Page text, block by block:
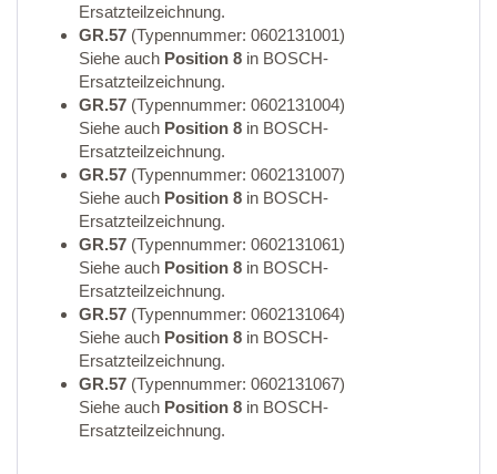
Ersatzteilzeichnung.
GR.57 (Typennummer: 0602131001)
Siehe auch Position 8 in BOSCH-
Ersatzteilzeichnung.
GR.57 (Typennummer: 0602131004)
Siehe auch Position 8 in BOSCH-
Ersatzteilzeichnung.
GR.57 (Typennummer: 0602131007)
Siehe auch Position 8 in BOSCH-
Ersatzteilzeichnung.
GR.57 (Typennummer: 0602131061)
Siehe auch Position 8 in BOSCH-
Ersatzteilzeichnung.
GR.57 (Typennummer: 0602131064)
Siehe auch Position 8 in BOSCH-
Ersatzteilzeichnung.
GR.57 (Typennummer: 0602131067)
Siehe auch Position 8 in BOSCH-
Ersatzteilzeichnung.